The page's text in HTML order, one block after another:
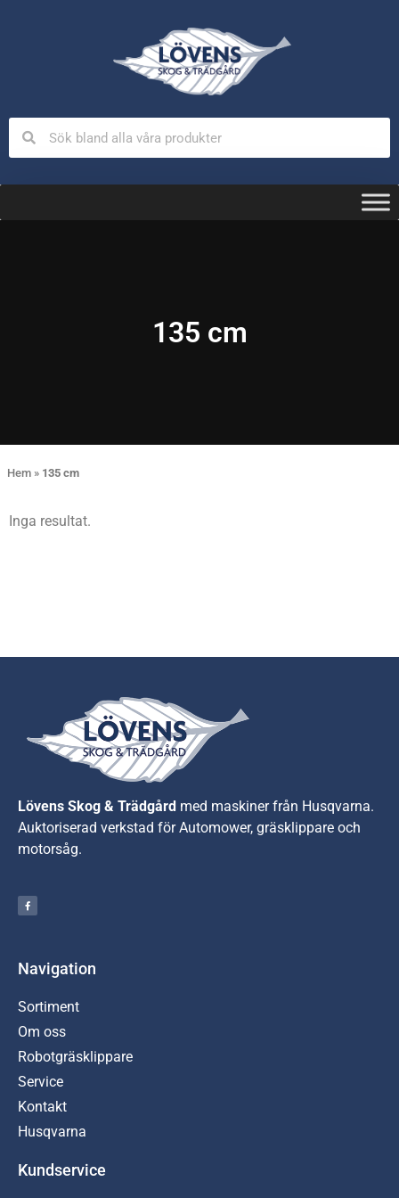
135 cm
Hem » 135 cm
Inga resultat.
Lövens Skog & Trädgård med maskiner från Husqvarna.
Auktoriserad verkstad för Automower, gräsklippare och
motorsåg.
Navigation
Sortiment
Om oss
Robotgräsklippare
Service
Kontakt
Husqvarna
Kundservice